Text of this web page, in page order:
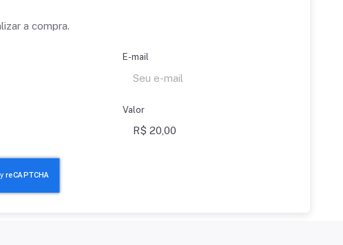
a compra.
E-mail
Valor